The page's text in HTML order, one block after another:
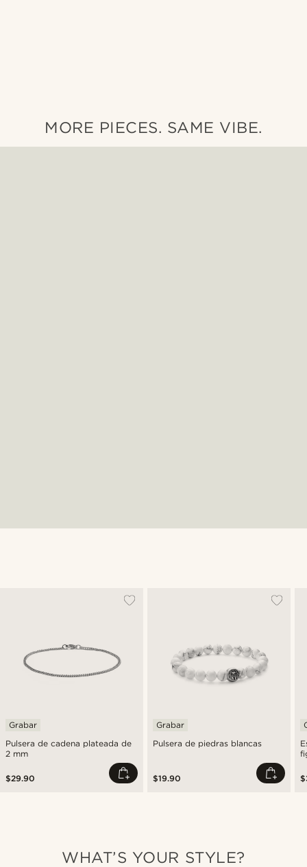
MORE PIECES. SAME VIBE.
Pulsera de cadena plateada de
2 mm
Grabar
$29.90
Pulsera de piedras blancas
Grabar
$19.90
WHAT’S YOUR STYLE?